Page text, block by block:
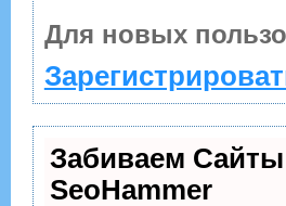
Для новых
Забиваем
SeoHammer